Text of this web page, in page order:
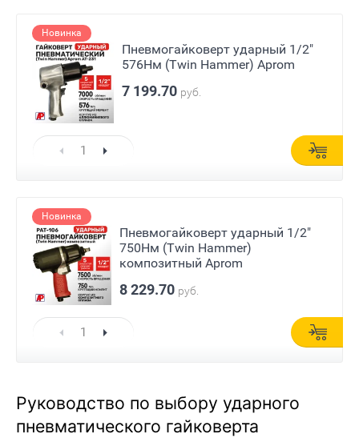
Новинка
Пневмогайковерт ударный 1/2"
576Нм (Twin Hammer) Aprom
7 199.70 руб.
Новинка
Пневмогайковерт ударный 1/2"
750Нм (Twin Hammer)
композитный Aprom
8 229.70 руб.
Руководство по выбору ударного
пневматического гайковерта